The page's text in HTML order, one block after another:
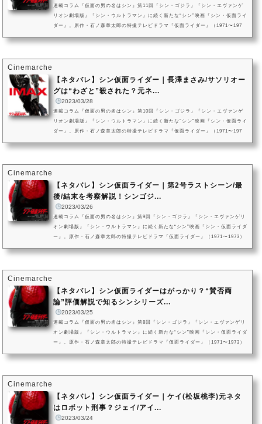
連載コラム『仮面の男の名はシン』第11回『シン・ゴジラ』『シン・エヴァンゲ
リオン劇場版』『シン・ウルトラマン』に続く新たな“シン”映画『シン・仮面ライ
ダー』。原作・石ノ森章太郎の特撮テレビドラマ『仮面ライダー』（1971〜197
Cinemarche
【ネタバレ】シン仮面ライダー｜長澤まさみ/サソリオー
グは“わざと”殺された？元ネ...
2023/03/28
連載コラム『仮面の男の名はシン』第10回『シン・ゴジラ』『シン・エヴァンゲ
リオン劇場版』『シン・ウルトラマン』に続く新たな“シン”映画『シン・仮面ライ
ダー』。原作・石ノ森章太郎の特撮テレビドラマ『仮面ライダー』（1971〜197
Cinemarche
【ネタバレ】シン仮面ライダー｜第2号ラストシーン/最
後/結末を考察解説！シンゴジ...
2023/03/26
連載コラム『仮面の男の名はシン』第9回『シン・ゴジラ』『シン・エヴァンゲリ
オン劇場版』『シン・ウルトラマン』に続く新たな“シン”映画『シン・仮面ライダ
ー』。原作・石ノ森章太郎の特撮テレビドラマ『仮面ライダー』（1971〜1973）
Cinemarche
【ネタバレ】シン仮面ライダーはがっかり？“賛否両
論”評価解説で知るシンシリーズ...
2023/03/25
連載コラム『仮面の男の名はシン』第8回『シン・ゴジラ』『シン・エヴァンゲリ
オン劇場版』『シン・ウルトラマン』に続く新たな“シン”映画『シン・仮面ライダ
ー』。原作・石ノ森章太郎の特撮テレビドラマ『仮面ライダー』（1971〜1973）
Cinemarche
【ネタバレ】シン仮面ライダー｜ケイ(松坂桃李)元ネタ
はロボット刑事？ジェイ/アイ...
2023/03/24